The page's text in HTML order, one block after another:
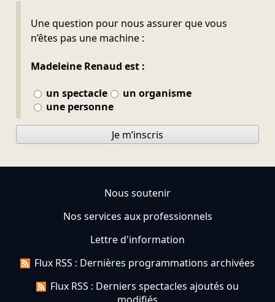
Une question pour nous assurer que vous
n’êtes pas une machine :
Madeleine Renaud est :
un spectacle
un organisme
une personne
Ne pas remplir
Je m’inscris
Nous soutenir
Nos services aux professionnels
Lettre d'information
Flux RSS : Dernières programmations archivées
Flux RSS : Derniers spectacles ajoutés ou